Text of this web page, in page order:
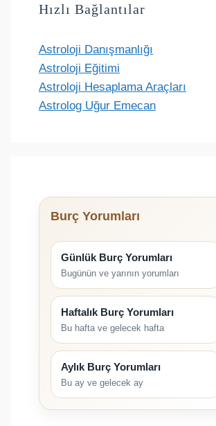
Hızlı Bağlantılar
Astroloji Danışmanlığı
Astroloji Eğitimi
Astroloji Hesaplama Araçları
Astrolog Uğur Emecan
Burç Yorumları
Günlük Burç Yorumları
Bugünün ve yarının yorumları
Haftalık Burç Yorumları
Bu hafta ve gelecek hafta
Aylık Burç Yorumları
Bu ay ve gelecek ay